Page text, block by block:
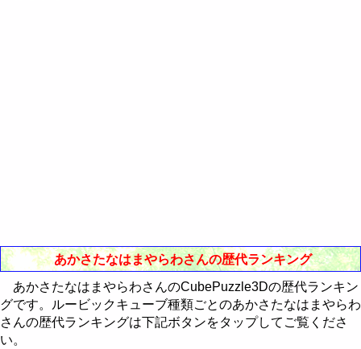
あかさたなはまやらわさんの歴代ランキング
あかさたなはまやらわさんのCubePuzzle3Dの歴代ランキン
グです。ルービックキューブ種類ごとのあかさたなはまやらわ
さんの歴代ランキングは下記ボタンをタップしてご覧くださ
い。